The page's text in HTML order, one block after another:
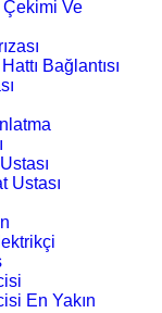
Çekimi Ve
Bağlantısı
Ustası
En Yakın